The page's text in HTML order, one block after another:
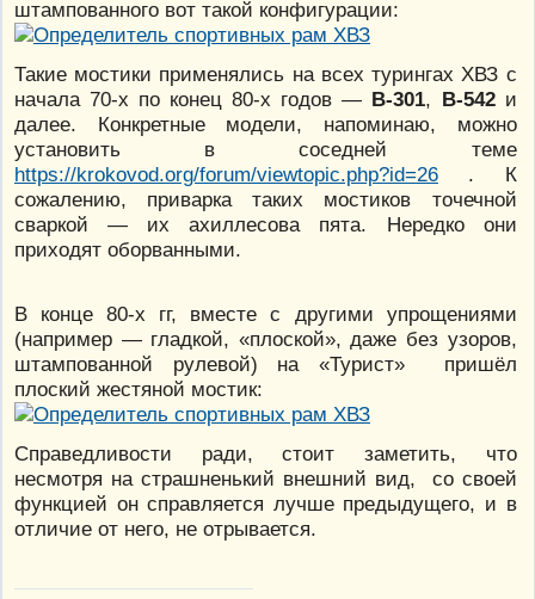
штампованного вот такой конфигурации:
Такие мостики применялись на всех турингах ХВЗ с
начала 70-х по конец 80-х годов — В-301, В-542и
далее. Конкретные модели, напоминаю, можно
установить в соседней теме
https://krokovod.org/forum/viewtopic.php?id=26 . К
сожалению, приварка таких мостиков точечной
сваркой — их ахиллесова пята. Нередко они
приходят оборванными.
В конце 80-х гг, вместе с другими упрощениями
(например — гладкой, «плоской», даже без узоров,
штампованной рулевой) на «Турист» пришёл
плоский жестяной мостик:
Справедливости ради, стоит заметить, что
несмотря на страшненький внешний вид, со своей
функцией он справляется лучше предыдущего, и в
отличие от него, не отрывается.